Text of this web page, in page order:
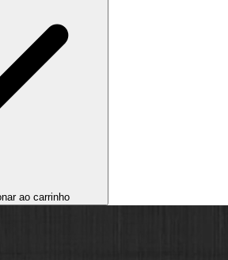
ao carrinho